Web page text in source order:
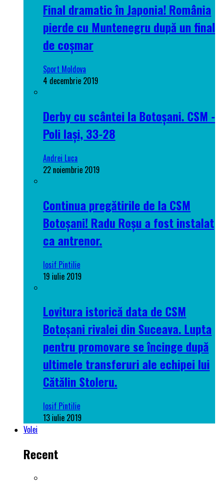
Final dramatic în Japonia! România
pierde cu Muntenegru după un final
de coșmar
Sport Moldova
4 decembrie 2019
Derby cu scântei la Botoșani. CSM -
Poli Iași, 33-28
Andrei Luca
22 noiembrie 2019
Continua pregătirile de la CSM
Botoșani! Radu Roșu a fost instalat
ca antrenor.
Iosif Pintilie
19 iulie 2019
Lovitura istorică data de CSM
Botoșani rivalei din Suceava. Lupta
pentru promovare se încinge după
ultimele transferuri ale echipei lui
Cătălin Stoleru.
Iosif Pintilie
13 iulie 2019
Volei
Recent